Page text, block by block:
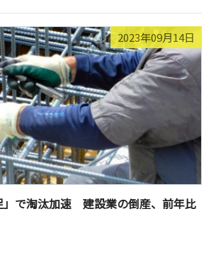
2023年09月14日
」で淘汰加速 建設業の倒産、前年比